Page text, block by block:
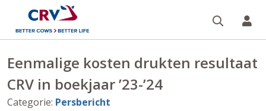
Eenmalige kosten drukten resultaat
CRV in boekjaar ’23-’24
Categorie: Persbericht